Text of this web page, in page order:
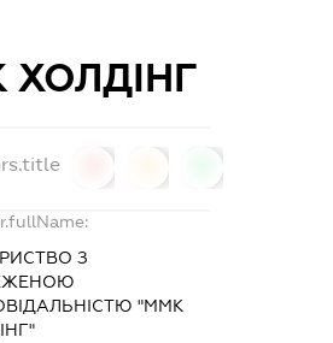
ХОЛДІНГ
З
"ММК